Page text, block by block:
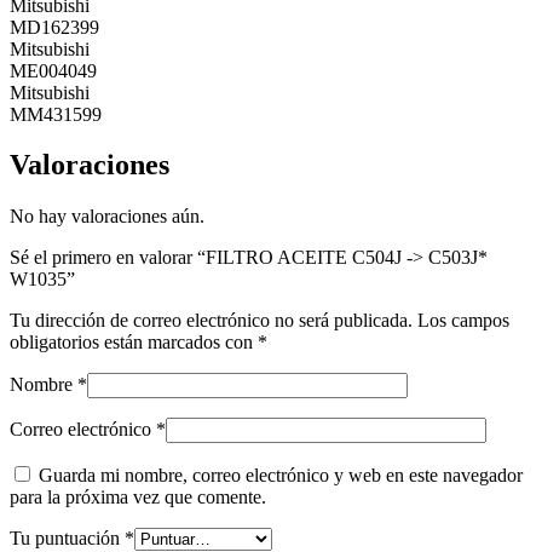
Mitsubishi
MD162399
Mitsubishi
ME004049
Mitsubishi
MM431599
Valoraciones
No hay valoraciones aún.
Sé el primero en valorar “FILTRO ACEITE C504J -> C503J*
W1035”
Tu dirección de correo electrónico no será publicada. Los campos
obligatorios están marcados con *
Nombre *
Correo electrónico *
Guarda mi nombre, correo electrónico y web en este navegador
para la próxima vez que comente.
Tu puntuación *